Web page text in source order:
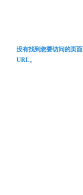
没有找到您要访问的页
URL。